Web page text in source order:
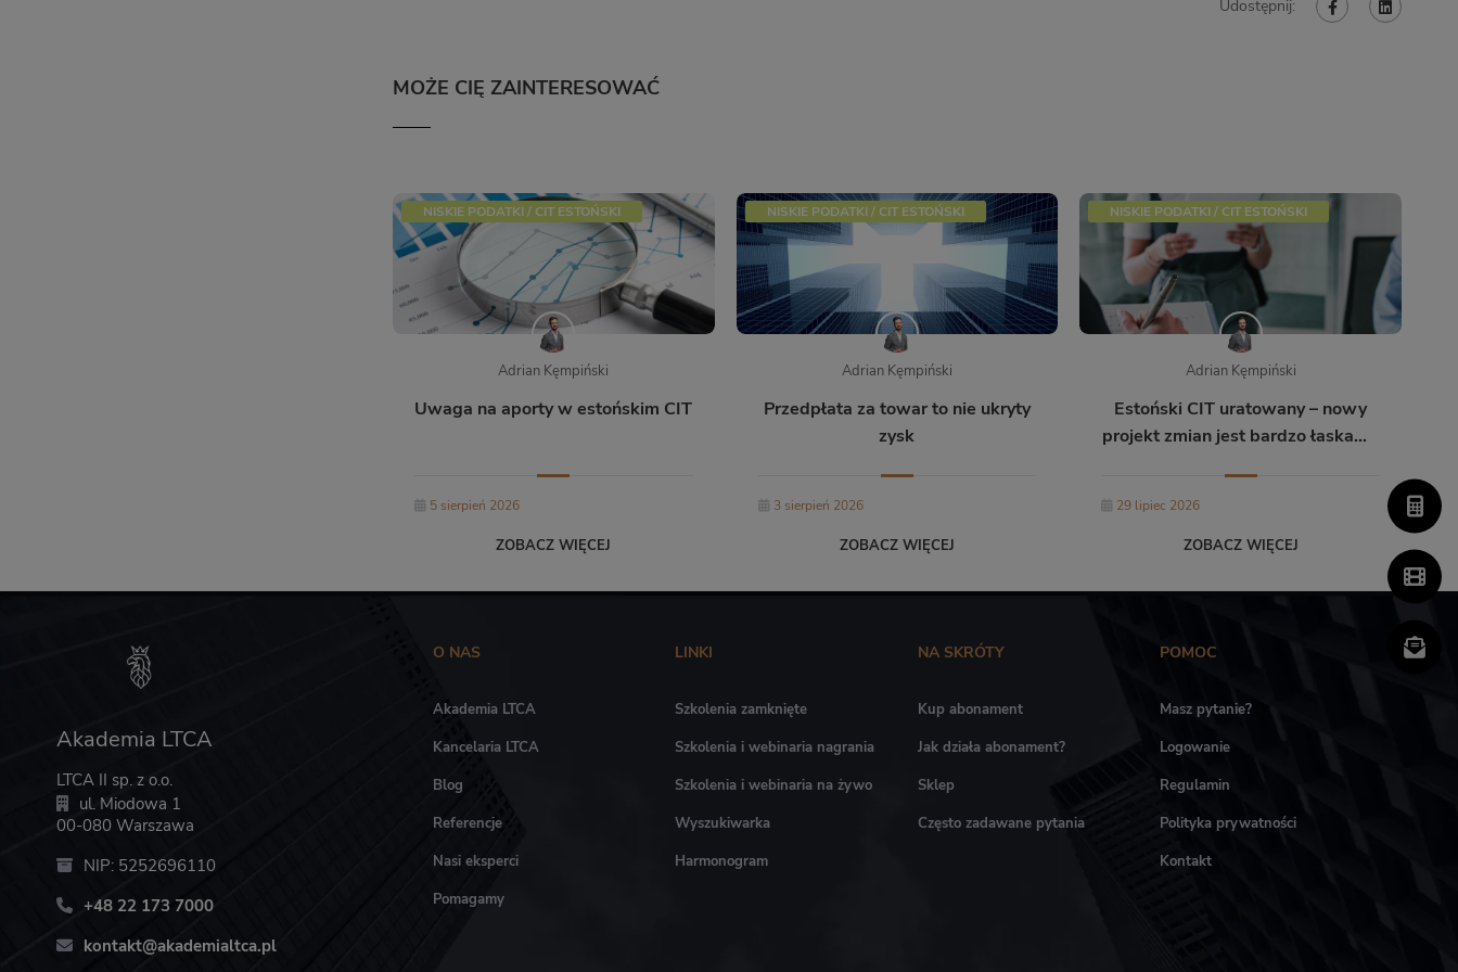
Udostępnij:
MOŻE CIĘ ZAINTERESOWAĆ
NISKIE PODATKI / CIT ESTOŃSKI
Adrian Kęmpiński
Uwaga na aporty w estońskim CIT
5 sierpień 2026
ZOBACZ WIĘCEJ
NISKIE PODATKI / CIT ESTOŃSKI
Adrian Kęmpiński
Przedpłata za towar to nie ukryty
zysk
3 sierpień 2026
ZOBACZ WIĘCEJ
NISKIE PODATKI / CIT ESTOŃSKI
Adrian Kęmpiński
Estoński CIT uratowany – nowy
projekt zmian jest bardzo łaskawy
29 lipiec 2026
ZOBACZ WIĘCEJ
Akademia LTCA
LTCA II sp. z o.o.
ul. Miodowa 1
00-080 Warszawa
NIP: 5252696110
+48 22 173 7000
kontakt@akademialtca.pl
O NAS
Akademia LTCA
Kancelaria LTCA
Blog
Referencje
Nasi eksperci
Pomagamy
LINKI
Szkolenia zamknięte
Szkolenia i webinaria nagrania
Szkolenia i webinaria na żywo
Wyszukiwarka
Harmonogram
NA SKRÓTY
Kup abonament
Jak działa abonament?
Sklep
Często zadawane pytania
POMOC
Masz pytanie?
Logowanie
Regulamin
Polityka prywatności
Kontakt